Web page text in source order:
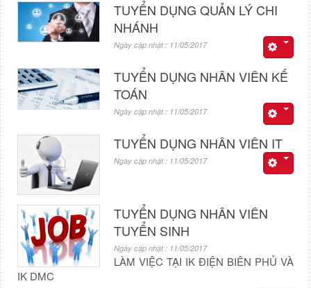
TUYỂN DỤNG QUẢN LÝ CHI
NHÁNH
Ngày cập nhật : 11/05/2017
TUYỂN DỤNG NHÂN VIÊN KẾ
TOÁN
Ngày cập nhật : 11/05/2017
TUYỂN DỤNG NHÂN VIÊN IT
Ngày cập nhật : 11/05/2017
TUYỂN DỤNG NHÂN VIÊN
TUYỂN SINH
Ngày cập nhật : 11/05/2017
LÀM VIỆC TẠI IK ĐIỆN BIÊN PHỦ VÀ
IK DMC